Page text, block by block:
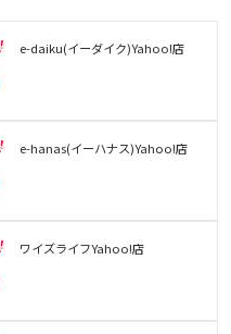
e-daiku(イーダイク)Yahoo!店
e-hanas(イーハナス)Yahoo!店
ワイズライフYahoo!店